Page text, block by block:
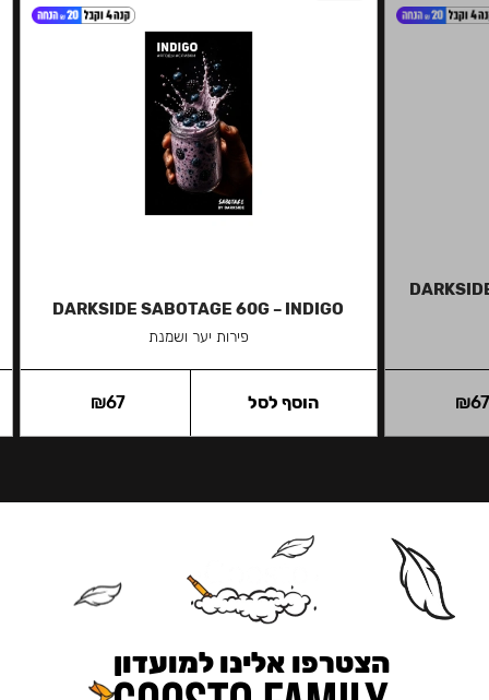
₪
DARKSIDE SABOTAGE 60G – INDIGO
פירות יער ושמנת
₪67 הוסף לסל
הצטרפו אלינו למועדון